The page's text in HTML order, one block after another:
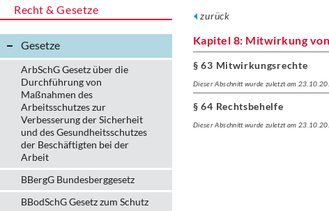
Recht & Gesetze
Gesetze
ArbSchG Gesetz über die
Durchführung von
Maßnahmen des
Arbeitsschutzes zur
Verbesserung der Sicherheit
und des Gesundheitsschutzes
der Beschäftigten bei der
Arbeit
BBergG Bundesberggesetz
BBodSchG Gesetz zum Schutz
zurück
Kapitel 8: Mitwirkung
§ 63 Mitwirkungsrechte
Dieser Abschnitt wurde zuletzt am
§ 64 Rechtsbehelfe
Dieser Abschnitt wurde zuletzt am